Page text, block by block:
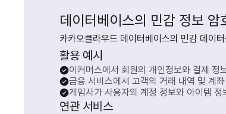
데이터베이스의 민감 정보 암
카카오클라우드 데이터베이스의 민감 데이
활용 예시
이커머스에서 회원의 개인정보와 결제 정
금융 서비스에서 고객의 거래 내역 및 계
게임사가 사용자의 계정 정보와 아이템
연관 서비스